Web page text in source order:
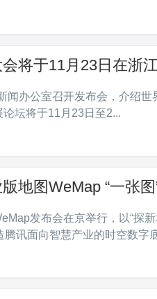
将于11月23日在浙
闻办公室召开发布会，介绍
论坛将于11月23日至2...
地图WeMap “一张
发布会在京举行，以“探
腾讯面向智慧产业的时空数字